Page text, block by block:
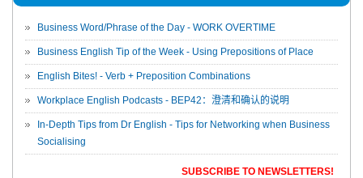
Business Word/Phrase of the Day - WORK OVERTIME
Business English Tip of the Week - Using Prepositions of Place
English Bites! - Verb + Preposition Combinations
Workplace English Podcasts - BEP42：澄清和确认的说明
In-Depth Tips from Dr English - Tips for Networking when Business
Socialising
SUBSCRIBE TO NEWSLETTERS!